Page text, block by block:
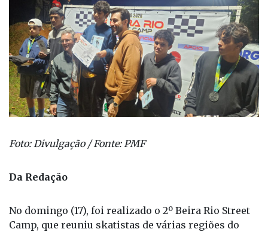
Foto: Divulgação / Fonte: PMF
Da Redação
No domingo (17), foi realizado o 2º Beira Rio Street
Camp, que reuniu skatistas de várias regiões do